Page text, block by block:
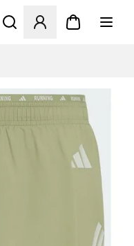
Åbner en Modal til at